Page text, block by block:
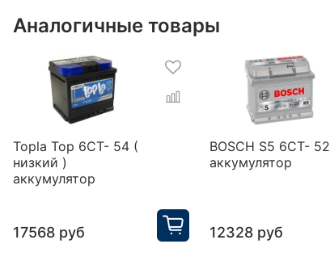
Аналогичные товары
Topla Top 6CT- 54 (
низкий )
аккумулятор
17568 руб
BOSCH S5 6CT- 52
аккумулятор
12328 руб